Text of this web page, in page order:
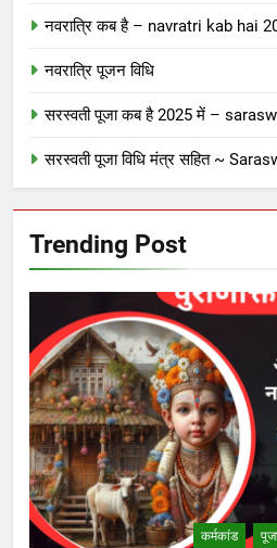
नवरात्रि कब है – navratri kab hai
नवरात्रि पूजन विधि
सरस्वती पूजा कब है 2025 में –
सरस्वती पूजा विधि मंत्र सहित ~
Trending Post
कर्मकांड